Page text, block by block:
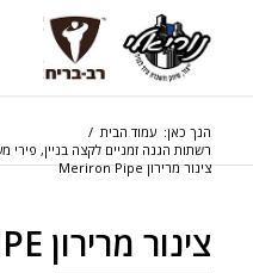
הנך כאן: עמוד הבית /
רשתות הגנה זמניים לקצה בניין, פירי
צינור מרירון Meriron Pipe
צינור מרירון MERIRON PIPE